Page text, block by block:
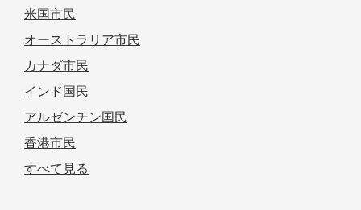
米国市民
オーストラリア市民
カナダ市民
インド国民
アルゼンチン国民
香港市民
すべて見る